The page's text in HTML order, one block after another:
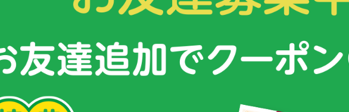
yomidr.yomiuri.co.jp/article/20210114-OYTET50005/
去記事も合わせてご覧ください。
響が～口腔機能発達不全症とは～
noppo.jp/headline/20200208